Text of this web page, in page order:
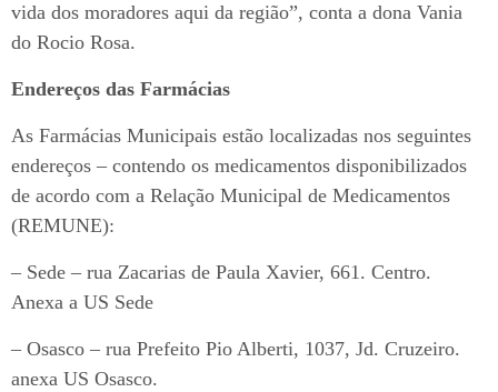
vida dos moradores aqui da região”, conta a dona Vania
do Rocio Rosa.
Endereços das Farmácias
As Farmácias Municipais estão localizadas nos seguintes
endereços – contendo os medicamentos disponibilizados
de acordo com a Relação Municipal de Medicamentos
(REMUNE):
– Sede – rua Zacarias de Paula Xavier, 661. Centro.
Anexa a US Sede
– Osasco – rua Prefeito Pio Alberti, 1037, Jd. Cruzeiro.
anexa US Osasco.